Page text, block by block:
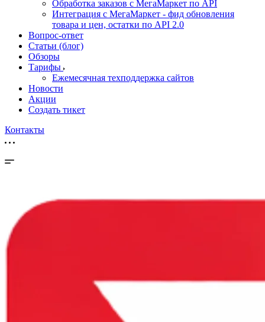
Обработка заказов с МегаМаркет по API
Интеграция с МегаМаркет - фид обновления
товара и цен, остатки по API 2.0
Вопрос-ответ
Статьи (блог)
Обзоры
Тарифы
Ежемесячная техподдержка сайтов
Новости
Акции
Создать тикет
Контакты